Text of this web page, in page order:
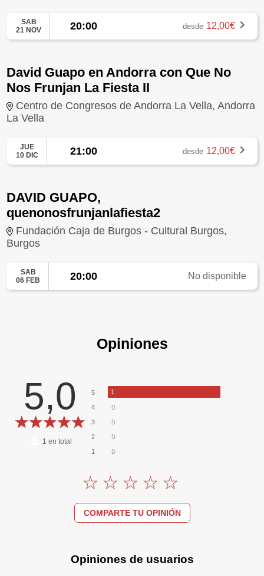
SAB
21 NOV
20:00 desde 12,00€
David Guapo en Andorra con Que No
Nos Frunjan La Fiesta II
Centro de Congresos de Andorra La Vella, Andorra
La Vella
JUE
10 DIC
21:00 desde 12,00€
DAVID GUAPO,
quenonosfrunjanlafiesta2
Fundación Caja de Burgos - Cultural Burgos,
Burgos
SAB
06 FEB
20:00 No disponible
Opiniones
5,0
1 en total
5 1
4 0
3 0
2 0
1 0
COMPARTE TU OPINIÓN
Opiniones de usuarios